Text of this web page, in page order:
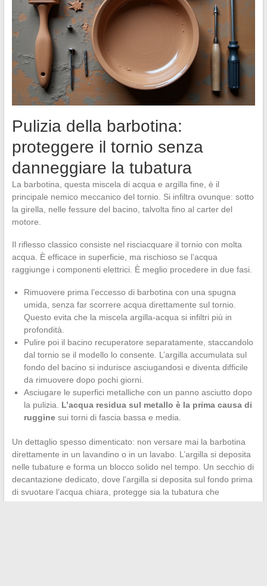
Pulizia della barbotina:
proteggere il tornio senza
danneggiare la tubatura
La barbotina, questa miscela di acqua e argilla fine, è il
principale nemico meccanico del tornio. Si infiltra ovunque: sotto
la girella, nelle fessure del bacino, talvolta fino al carter del
motore.
Il riflesso classico consiste nel risciacquare il tornio con molta
acqua. È efficace in superficie, ma rischioso se l’acqua
raggiunge i componenti elettrici. È meglio procedere in due fasi.
Rimuovere prima l’eccesso di barbotina con una spugna
umida, senza far scorrere acqua direttamente sul tornio.
Questo evita che la miscela argilla-acqua si infiltri più in
profondità.
Pulire poi il bacino recuperatore separatamente, staccandolo
dal tornio se il modello lo consente. L’argilla accumulata sul
fondo del bacino si indurisce asciugandosi e diventa difficile
da rimuovere dopo pochi giorni.
Asciugare le superfici metalliche con un panno asciutto dopo
la pulizia. L’acqua residua sul metallo è la prima causa di
rugginesui torni di fascia bassa e media.
Un dettaglio spesso dimenticato: non versare mai la barbotina
direttamente in un lavandino o in un lavabo. L’argilla si deposita
nelle tubature e forma un blocco solido nel tempo. Un secchio di
decantazione dedicato, dove l’argilla si deposita sul fondo prima
di svuotare l’acqua chiara, protegge sia la tubatura che